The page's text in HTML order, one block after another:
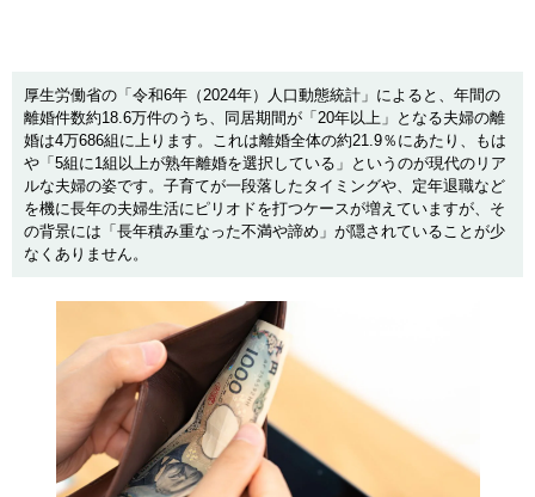
厚生労働省の「令和6年（2024年）人口動態統計」によると、年間の
離婚件数約18.6万件のうち、同居期間が「20年以上」となる夫婦の離
婚は4万686組に上ります。これは離婚全体の約21.9％にあたり、もは
や「5組に1組以上が熟年離婚を選択している」というのが現代のリア
ルな夫婦の姿です。子育てが一段落したタイミングや、定年退職など
を機に長年の夫婦生活にピリオドを打つケースが増えていますが、そ
の背景には「長年積み重なった不満や諦め」が隠されていることが少
なくありません。